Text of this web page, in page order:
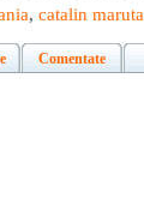
, catalin maruta
Comentate